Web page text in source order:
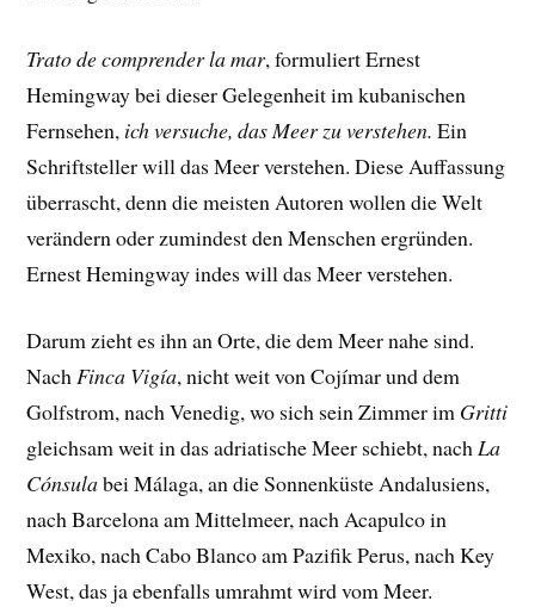
Trato de comprender la mar, formuliert Ernest
Hemingway bei dieser Gelegenheit im kubanischen
Fernsehen, ich versuche, das Meer zu verstehen.Ein
Schriftsteller will das Meer verstehen. Diese Auffassung
überrascht, denn die meisten Autoren wollen die Welt
verändern oder zumindest den Menschen ergründen.
Ernest Hemingway indes will das Meer verstehen.
Darum zieht es ihn an Orte, die dem Meer nahe sind.
NachFinca Vigía, nicht weit von Cojímar und dem
Golfstrom, nach Venedig, wo sich sein Zimmer im Gritti
gleichsam weit in das adriatische Meer schiebt, nachLa
Cónsulabei Málaga, an die Sonnenküste Andalusiens,
nach Barcelona am Mittelmeer, nach Acapulco in
Mexiko, nach Cabo Blanco am Pazifik Perus, nach Key
West, das ja ebenfalls umrahmt wird vom Meer.